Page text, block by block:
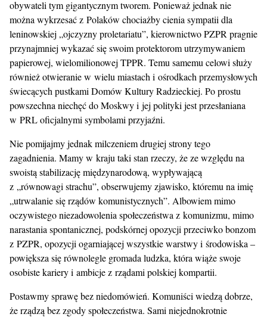
obywateli tym gigantycznym tworem. Ponieważ jednak nie
można wykrzesać z Polaków chociażby cienia sympatii dla
leninowskiej „ojczyzny proletariatu”, kierownictwo PZPR pragnie
przynajmniej wykazać się swoim protektorom utrzymywaniem
papierowej, wielomilionowej TPPR. Temu samemu celowi służy
również otwieranie w wielu miastach i ośrodkach przemysłowych
świecących pustkami Domów Kultury Radzieckiej. Po prostu
powszechna niechęć do Moskwy i jej polityki jest przesłaniana
w PRL oficjalnymi symbolami przyjaźni.
Nie pomijajmy jednak milczeniem drugiej strony tego
zagadnienia. Mamy w kraju taki stan rzeczy, że ze względu na
swoistą stabilizację międzynarodową, wypływającą
z „równowagi strachu”, obserwujemy zjawisko, któremu na imię
„utrwalanie się rządów komunistycznych”. Albowiem mimo
oczywistego niezadowolenia społeczeństwa z komunizmu, mimo
narastania spontanicznej, podskórnej opozycji przeciwko bonzom
z PZPR, opozycji ogarniającej wszystkie warstwy i środowiska –
powiększa się równolegle gromada ludzka, która wiąże swoje
osobiste kariery i ambicje z rządami polskiej kompartii.
Postawmy sprawę bez niedomówień. Komuniści wiedzą dobrze,
że rządzą bez zgody społeczeństwa. Sami niejednokrotnie